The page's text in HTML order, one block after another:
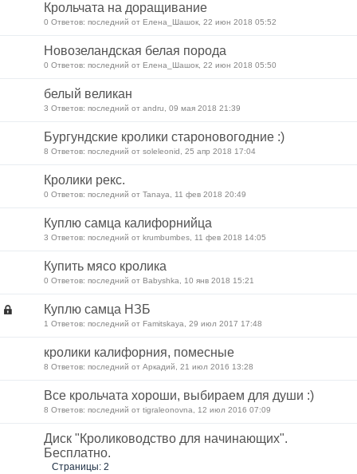
Крольчата на доращивание
0 Ответов: последний от Елена_Шашок, 22 июн 2018 05:52
Новозеландская белая порода
0 Ответов: последний от Елена_Шашок, 22 июн 2018 05:50
белый великан
3 Ответов: последний от andru, 09 мая 2018 21:39
Бургундские кролики староновогодние :)
8 Ответов: последний от soleleonid, 25 апр 2018 17:04
Кролики рекс.
0 Ответов: последний от Tanaya, 11 фев 2018 20:49
Куплю самца калифорнийца
3 Ответов: последний от krumbumbes, 11 фев 2018 14:05
Купить мясо кролика
0 Ответов: последний от Babyshka, 10 янв 2018 15:21
Куплю самца НЗБ
1 Ответов: последний от Famitskaya, 29 июл 2017 17:48
кролики калифорния, помесные
8 Ответов: последний от Аркадий, 21 июл 2016 13:28
Все крольчата хороши, выбираем для души :)
8 Ответов: последний от tigraleonovna, 12 июл 2016 07:09
Диск "Кролиководство для начинающих".
Бесплатно.
Страницы: 2